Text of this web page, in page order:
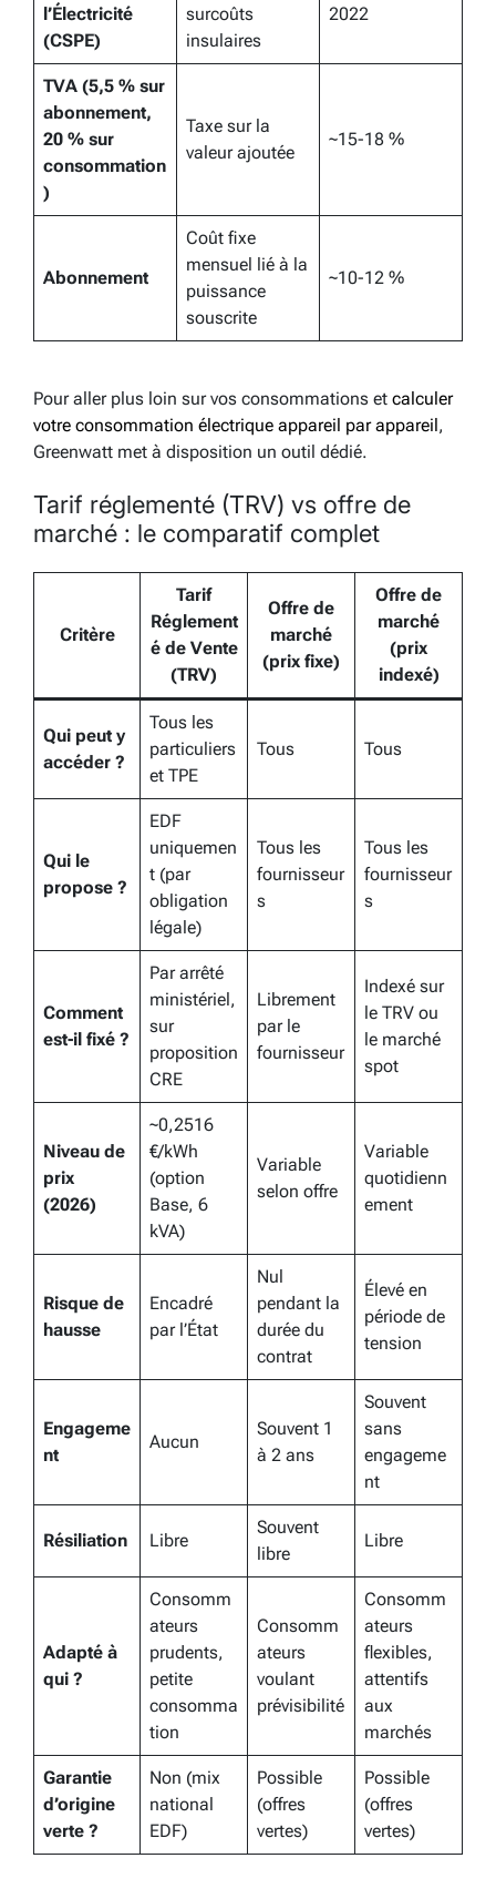
l’Électricité
(CSPE)
surcoûts
insulaires
2022
TVA (5,5 % sur
abonnement,
20 % sur
consommation
)
Taxe sur la
valeur ajoutée
~15-18 %
Abonnement
Coût fixe
mensuel lié à la
puissance
souscrite
~10-12 %
Pour aller plus loin sur vos consommations et calculer
votre consommation électrique appareil par appareil ,
Greenwatt met à disposition un outil dédié.
Tarif réglementé (TRV) vs offre de
marché : le comparatif complet
Critère
Tarif
Réglement
é de Vente
(TRV)
Offre de
marché
(prix fixe)
Offre de
marché
(prix
indexé)
Qui peut y
accéder ?
Tous les
particuliers
et TPE
Tous Tous
Qui le
propose ?
EDF
uniquemen
t (par
obligation
légale)
Tous les
fournisseur
s
Tous les
fournisseur
s
Comment
est-il fixé ?
Par arrêté
ministériel,
sur
proposition
CRE
Librement
par le
fournisseur
Indexé sur
le TRV ou
le marché
spot
Niveau de
prix
(2026)
~0,2516
€/kWh
(option
Base, 6
kVA)
Variable
selon offre
Variable
quotidienn
ement
Risque de
hausse
Encadré
par l’État
Nul
pendant la
durée du
contrat
Élevé en
période de
tension
Engageme
nt
Aucun
Souvent 1
à 2 ans
Souvent
sans
engageme
nt
Résiliation Libre
Souvent
libre
Libre
Adapté à
qui ?
Consomm
ateurs
prudents,
petite
consomma
tion
Consomm
ateurs
voulant
prévisibilité
Consomm
ateurs
flexibles,
attentifs
aux
marchés
Garantie
d’origine
verte ?
Non (mix
national
EDF)
Possible
(offres
vertes)
Possible
(offres
vertes)